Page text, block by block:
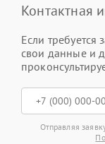
Контактная
Если требуется
свои данные и
Отправляя